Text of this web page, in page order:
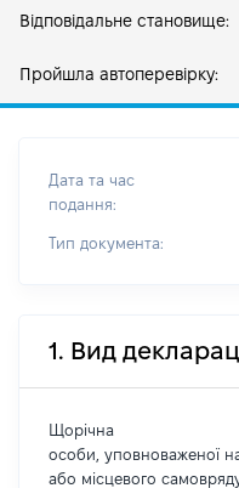
Відповідальне становище:
Пройшла автоперевірку:
Дата та час
подання:
Тип документа:
1. Вид
Щорічна
особи, уповноваженої
або місцевого